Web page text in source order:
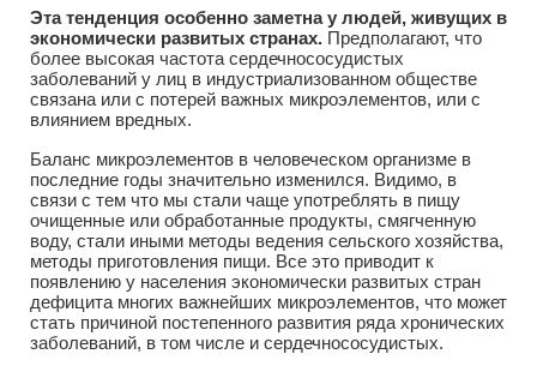
Эта тенденция особенно заметна у людей, живущих в
экономически развитых странах. Предполагают, что
более высокая частота сердечнососудистых
заболеваний у лиц в индустриализованном обществе
связана или с потерей важных микроэлементов, или с
влиянием вредных.
Баланс микроэлементов в человеческом организме в
последние годы значительно изменился. Видимо, в
связи с тем что мы стали чаще употреблять в пищу
очищенные или обработанные продукты, смягченную
воду, стали иными методы ведения сельского хозяйства,
методы приготовления пищи. Все это приводит к
появлению у населения экономически развитых стран
дефицита многих важнейших микроэлементов, что может
стать причиной постепенного развития ряда хронических
заболеваний, в том числе и сердечнососудистых.